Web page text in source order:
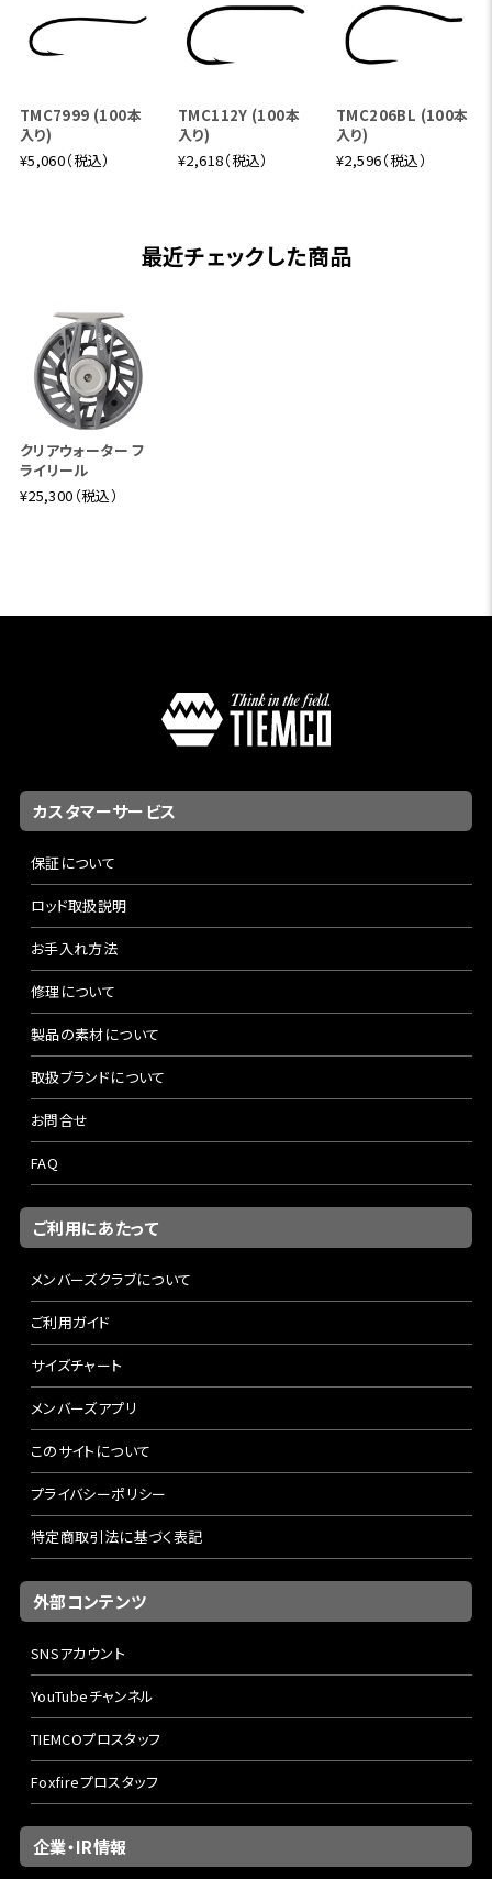
TMC7999 (100本
入り)
¥5,060（税込）
TMC112Y (100本
入り)
¥2,618（税込）
TMC206BL (100本
入り)
¥2,596（税込）
最近チェックした商品
クリアウォーター フ
ライリール
¥25,300（税込）
カスタマーサービス
保証について
ロッド取扱説明
お手入れ方法
修理について
製品の素材について
取扱ブランドについて
お問合せ
FAQ
ご利用にあたって
メンバーズクラブについて
ご利用ガイド
サイズチャート
メンバーズアプリ
このサイトについて
プライバシーポリシー
特定商取引法に基づく表記
外部コンテンツ
SNSアカウント
YouTubeチャンネル
TIEMCOプロスタッフ
Foxfireプロスタッフ
企業・IR情報